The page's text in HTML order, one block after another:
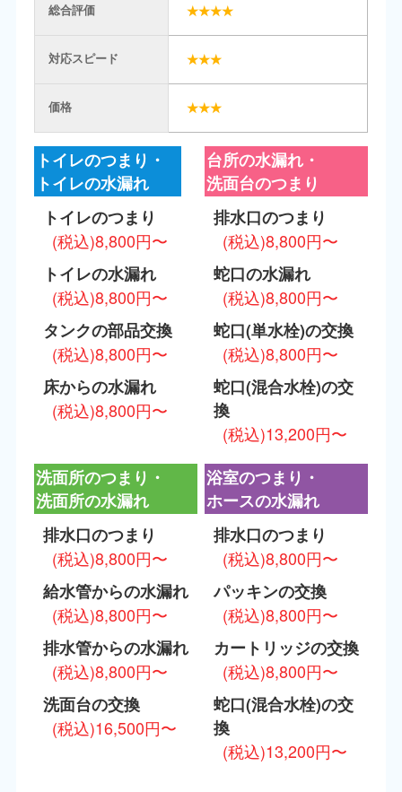
総合評価 ★★★★
対応スピード ★★★
価格 ★★★
トイレのつまり・
トイレの水漏れ
トイレのつまり
(税込)8,800円〜
トイレの水漏れ
(税込)8,800円〜
タンクの部品交換
(税込)8,800円〜
床からの水漏れ
(税込)8,800円〜
台所の水漏れ・
洗面台のつまり
排水口のつまり
(税込)8,800円〜
蛇口の水漏れ
(税込)8,800円〜
蛇口(単水栓)の交換
(税込)8,800円〜
蛇口(混合水栓)の交
換
(税込)13,200円〜
洗面所のつまり・
洗面所の水漏れ
排水口のつまり
(税込)8,800円〜
給水管からの水漏れ
(税込)8,800円〜
排水管からの水漏れ
(税込)8,800円〜
洗面台の交換
(税込)16,500円〜
浴室のつまり・
ホースの水漏れ
排水口のつまり
(税込)8,800円〜
パッキンの交換
(税込)8,800円〜
カートリッジの交換
(税込)8,800円〜
蛇口(混合水栓)の交
換
(税込)13,200円〜